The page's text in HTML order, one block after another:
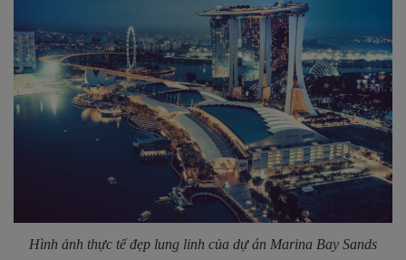
Hình ảnh thực tế đẹp lung linh của dự án Marina Bay Sands